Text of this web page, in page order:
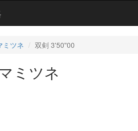
ツネ 双剣 3'50"00
ミツネ